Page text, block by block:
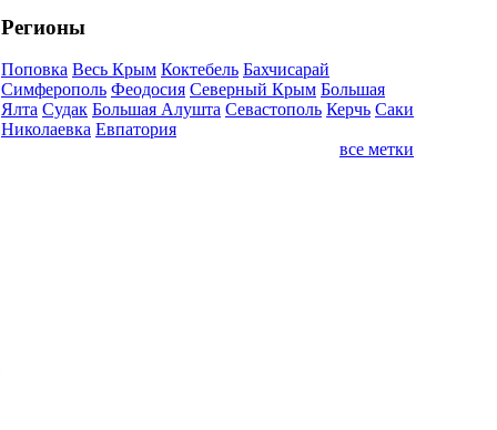
Регионы
Поповка Весь Крым Коктебель Бахчисарай
Симферополь Феодосия Северный Крым Большая
Ялта Судак Большая Алушта Севастополь Керчь Саки
Николаевка Евпатория
все метки